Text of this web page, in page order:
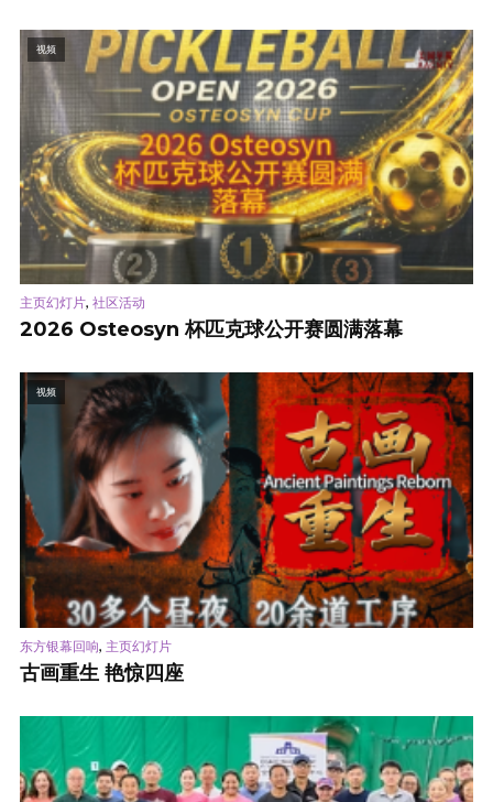
视频
主页幻灯片, 社区活动
2026 Osteosyn 杯匹克球公开赛圆满落幕
视频
东方银幕回响, 主页幻灯片
古画重生 艳惊四座